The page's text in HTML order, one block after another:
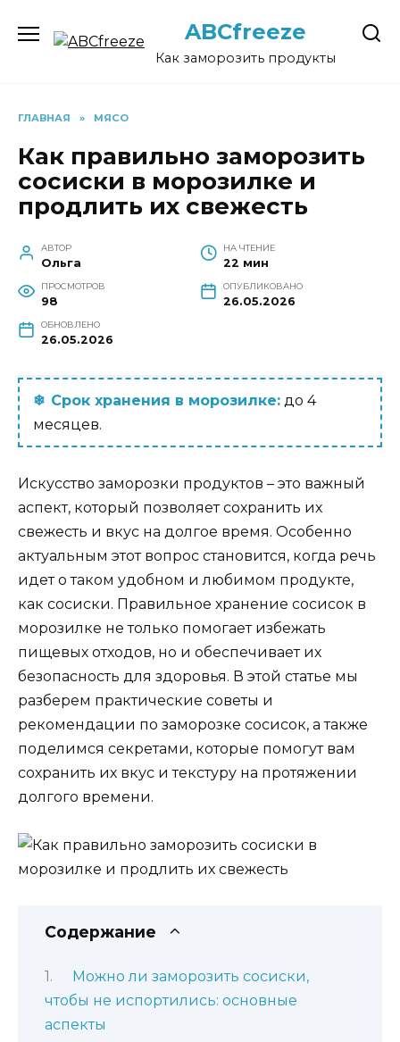
содержанию
ABCfreeze
Как заморозить продукты
ГЛАВНАЯ » МЯСО
Как правильно заморозить
сосиски в морозилке и
продлить их свежесть
АВТОР
Ольга
НА ЧТЕНИЕ
22 мин
ПРОСМОТРОВ
98
ОПУБЛИКОВАНО
26.05.2026
ОБНОВЛЕНО
26.05.2026
Срок хранения в морозилке: до 4
месяцев.
Искусство заморозки продуктов – это важный
аспект, который позволяет сохранить их
свежесть и вкус на долгое время. Особенно
актуальным этот вопрос становится, когда речь
идет о таком удобном и любимом продукте,
как сосиски. Правильное хранение сосисок в
морозилке не только помогает избежать
пищевых отходов, но и обеспечивает их
безопасность для здоровья. В этой статье мы
разберем практические советы и
рекомендации по заморозке сосисок, а также
поделимся секретами, которые помогут вам
сохранить их вкус и текстуру на протяжении
долгого времени.
Содержание
Можно ли заморозить сосиски,
чтобы не испортились: основные
аспекты